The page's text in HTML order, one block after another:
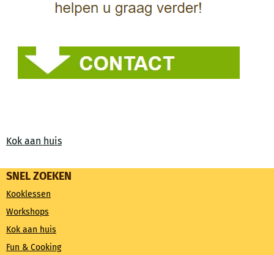
Kok aan huis
SNEL ZOEKEN
Kooklessen
Workshops
Kok aan huis
Fun & Cooking